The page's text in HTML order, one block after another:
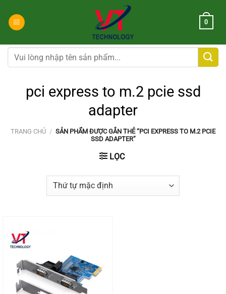
đến
dung
0
Tìm
kiếm:
pci express to m.2 pcie ssd
adapter
TRANG CHỦ / SẢN PHẨM ĐƯỢC GẮN THẺ “PCI EXPRESS TO M.2 PCIE
SSD ADAPTER”
LỌC